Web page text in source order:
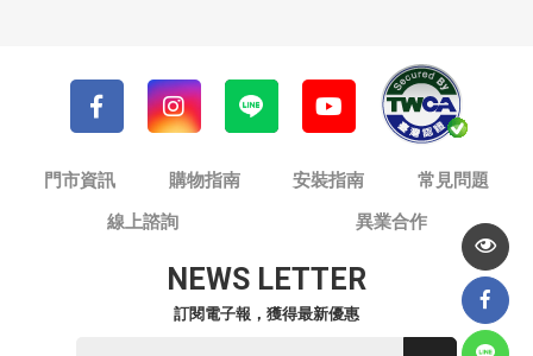
門市資訊 購物指南 安裝指南
常見問題
線上諮詢
異業合作
NEWS LETTER
訂閱電子報，獲得最新優惠